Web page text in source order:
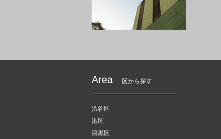
Area 区から探す
渋谷区
港区
目黒区